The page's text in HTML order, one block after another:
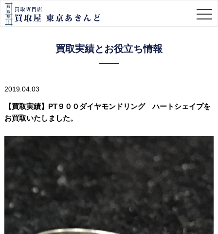
買取実績とお役立ち情報
2019.04.03
【買取実績】PT９００ダイヤモンドリング ハートシェイプを
お買取いたしました。